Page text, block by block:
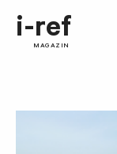
i-ref
MAGAZIN